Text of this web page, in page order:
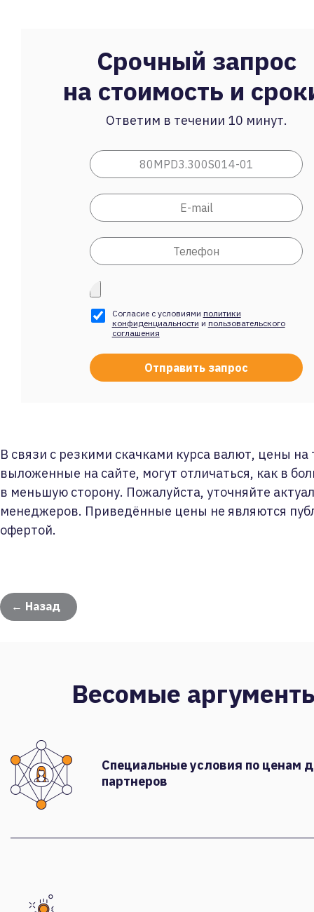
Срочный запрос
на стоимость и
Ответим в течении 10 минут.
Согласие с условиями политики
конфиденциальности и пользовательского
соглашения
В связи с резкими скачками курса валют, цены на
выложенные на сайте, могут отличаться, как в
в меньшую сторону. Пожалуйста, уточняйте
менеджеров. Приведённые цены не являются
офертой.
← Назад
Весомые
Специальные условия по ценам
партнеров